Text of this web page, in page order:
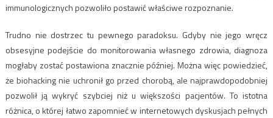
immunologicznych pozwoliło postawić właściwe rozpoznanie.
Trudno nie dostrzec tu pewnego paradoksu. Gdyby nie jego wręcz
obsesyjne podejście do monitorowania własnego zdrowia, diagnoza
mogłaby zostać postawiona znacznie później. Można więc powiedzieć,
że biohacking nie uchronił go przed chorobą, ale najprawdopodobniej
pozwolił ją wykryć szybciej niż u większości pacjentów. To istotna
różnica, o której łatwo zapomnieć w internetowych dyskusjach pełnych